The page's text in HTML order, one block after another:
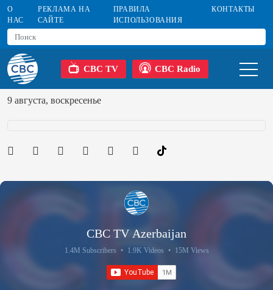
О
НАС
РЕКЛАМА НА
САЙТЕ
ПРАВИЛА
ИСПОЛЬЗОВАНИЯ
КОНТАКТЫ
CBC TV CBC Radio
9 августа, воскресенье
CBC TV Azerbaijan
1.4M Subscribers • 1.9K Videos • 15M Views